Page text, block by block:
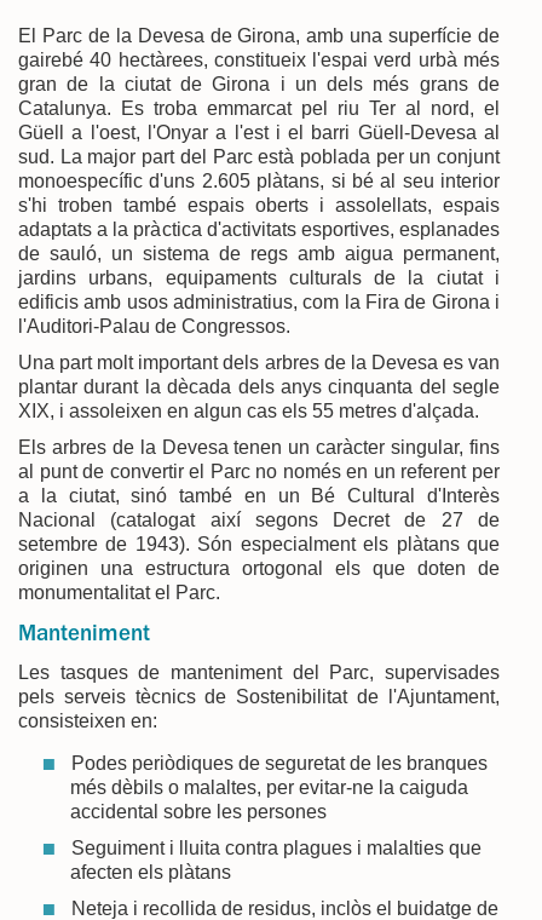
El Parc de la Devesa de Girona, amb una superfície de
gairebé 40 hectàrees, constitueix l'espai verd urbà més
gran de la ciutat de Girona i un dels més grans de
Catalunya. Es troba emmarcat pel riu Ter al nord, el
Güell a l'oest, l'Onyar a l'est i el barri Güell-Devesa al
sud. La major part del Parc està poblada per un conjunt
monoespecífic d'uns 2.605 plàtans, si bé al seu interior
s'hi troben també espais oberts i assolellats, espais
adaptats a la pràctica d'activitats esportives, esplanades
de sauló, un sistema de regs amb aigua permanent,
jardins urbans, equipaments culturals de la ciutat i
edificis amb usos administratius, com la Fira de Girona i
l'Auditori-Palau de Congressos.
Una part molt important dels arbres de la Devesa es van
plantar durant la dècada dels anys cinquanta del segle
XIX, i assoleixen en algun cas els 55 metres d'alçada.
Els arbres de la Devesa tenen un caràcter singular, fins
al punt de convertir el Parc no només en un referent per
a la ciutat, sinó també en un Bé Cultural d'Interès
Nacional (catalogat així segons Decret de 27 de
setembre de 1943). Són especialment els plàtans que
originen una estructura ortogonal els que doten de
monumentalitat el Parc.
Manteniment
Les tasques de manteniment del Parc, supervisades
pels serveis tècnics de Sostenibilitat de l'Ajuntament,
consisteixen en:
Podes periòdiques de seguretat de les branques
més dèbils o malaltes, per evitar-ne la caiguda
accidental sobre les persones
Seguiment i lluita contra plagues i malalties que
afecten els plàtans
Neteja i recollida de residus, inclòs el buidatge de